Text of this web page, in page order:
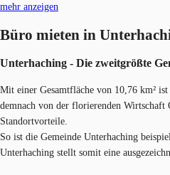
mehr anzeigen
Büro mieten in
Unterhaching - Die zweitgrößte
Mit einer Gesamtfläche von 10,76 km²
demnach von der florierenden
Standortvorteile.
So ist die Gemeinde Unterhaching
Unterhaching stellt somit eine